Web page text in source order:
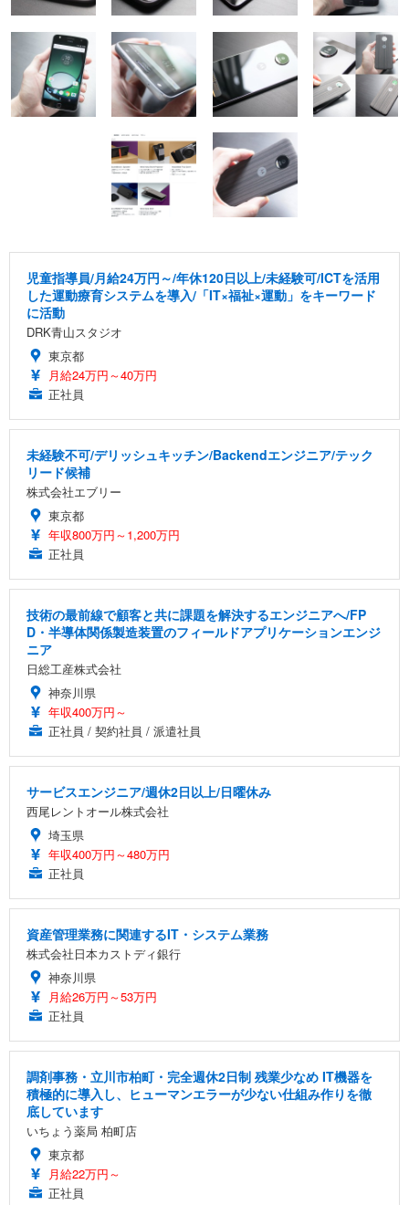
児童指導員/月給24万円～/年休120日以上/未経験可/ICTを活用
した運動療育システムを導入/「IT×福祉×運動」をキーワード
に活動
DRK青山スタジオ
東京都
月給24万円～40万円
正社員
未経験不可/デリッシュキッチン/Backendエンジニア/テック
リード候補
株式会社エブリー
東京都
年収800万円～1,200万円
正社員
技術の最前線で顧客と共に課題を解決するエンジニアへ/FP
D・半導体関係製造装置のフィールドアプリケーションエンジ
ニア
日総工産株式会社
神奈川県
年収400万円～
正社員 / 契約社員 / 派遣社員
サービスエンジニア/週休2日以上/日曜休み
西尾レントオール株式会社
埼玉県
年収400万円～480万円
正社員
資産管理業務に関連するIT・システム業務
株式会社日本カストディ銀行
神奈川県
月給26万円～53万円
正社員
調剤事務・立川市柏町・完全週休2日制 残業少なめ IT機器を
積極的に導入し、ヒューマンエラーが少ない仕組み作りを徹
底しています
いちょう薬局 柏町店
東京都
月給22万円～
正社員